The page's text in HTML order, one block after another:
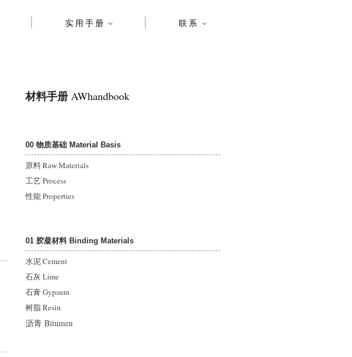
实用手册 联系
材料手册 AWhandbook
00 物质基础 Material Basis
原料 Raw Materials
工艺 Process
性能 Properties
01 胶凝材料 Binding Materials
水泥 Cement
石灰 Lime
石膏 Gypsum
树脂 Resin
沥青 Bitumen